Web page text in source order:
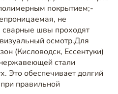
покрытием;-
не
швы проходят
осмотр.Для
(Кисловодск, Ессентуки)
стали
Это обеспечивает долгий
правильной